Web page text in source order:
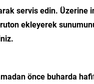
servis edin. Üzerine
ekleyerek
önce buharda